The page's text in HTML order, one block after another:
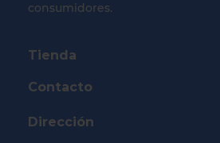
consumidores.
Tienda
Contacto
Dirección